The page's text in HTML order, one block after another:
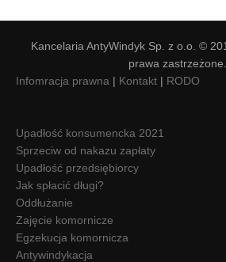
Kancelaria AntyWindyk Sp. z o.o. ©
prawa zastrzeżone.
Infomracja prawna | Kontakt | RODO
Upadłość konsumencka 2021
Sprzeciw od nakazu zapłaty
Upadłość przedsiębiorcy
Jak spłacić długi?
Oddłużanie
Zajęcie komornicze
Egzekucja komornicza
Antywindykacja